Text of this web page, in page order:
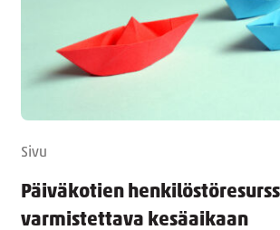
Sivu
Päiväkotien
varmistettava kesäaikaan